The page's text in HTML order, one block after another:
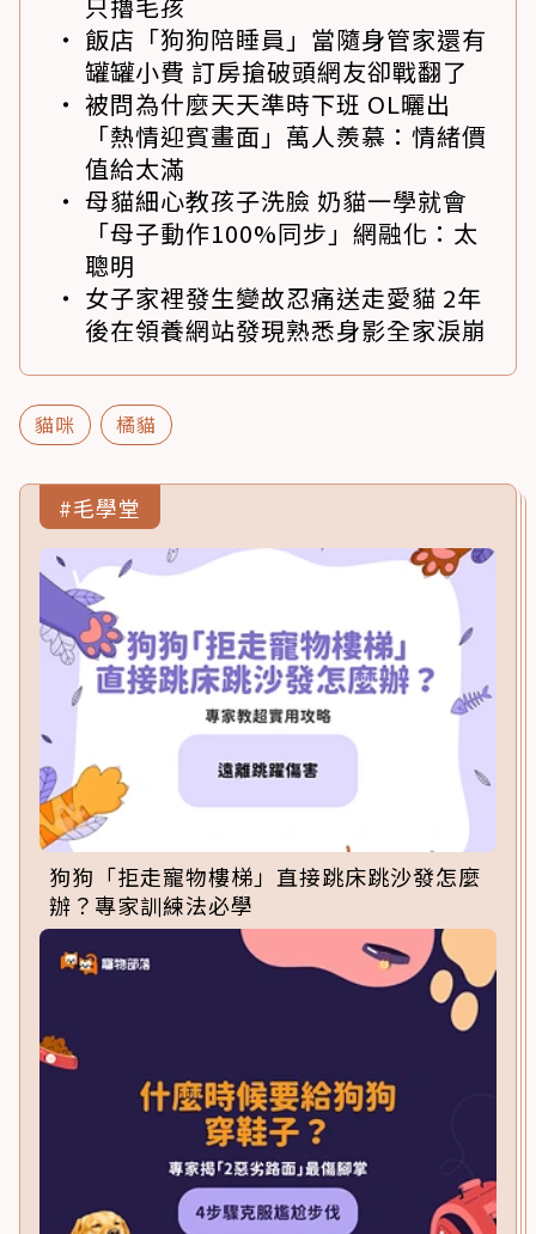
飯店「狗狗陪睡員」當隨身管家還有
罐罐小費 訂房搶破頭網友卻戰翻了
被問為什麼天天準時下班 OL曬出
「熱情迎賓畫面」萬人羨慕：情緒價
值給太滿
母貓細心教孩子洗臉 奶貓一學就會
「母子動作100%同步」網融化：太
聰明
女子家裡發生變故忍痛送走愛貓 2年
後在領養網站發現熟悉身影全家淚崩
貓咪 橘貓
#毛學堂
狗狗「拒走寵物樓梯」直接跳床跳沙發怎麼
辦？專家訓練法必學